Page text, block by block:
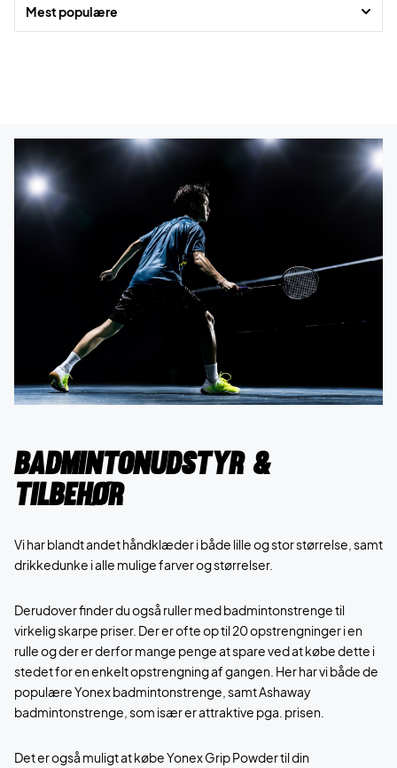
Mest populære
Badmintonudstyr &
Tilbehør
Vi har blandt andet håndklæder i både lille og stor størrelse, samt
drikkedunke i alle mulige farver og størrelser.
Derudover finder du også ruller med badmintonstrenge til
virkelig skarpe priser. Der er ofte op til 20 opstrengninger i en
rulle og der er derfor mange penge at spare ved at købe dette i
stedet for en enkelt opstrengning af gangen. Her har vi både de
populære Yonex badmintonstrenge, samt Ashaway
badmintonstrenge, som især er attraktive pga. prisen.
Det er også muligt at købe Yonex Grip Powder til din